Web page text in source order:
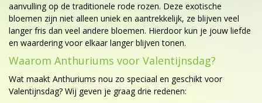
aanvulling op de traditionele rode rozen. Deze exotische
bloemen zijn niet alleen uniek en aantrekkelijk, ze blijven veel
langer fris dan veel andere bloemen. Hierdoor kun je jouw liefde
en waardering voor elkaar langer blijven tonen.
Waarom Anthuriums voor Valentijnsdag?
Wat maakt Anthuriums nou zo speciaal en geschikt voor
Valentijnsdag? Wij geven je graag drie redenen: